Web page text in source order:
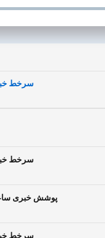
سرخط خبرها
سرخط خبرها
پوشش خبری ساعت
سرخط خبرها